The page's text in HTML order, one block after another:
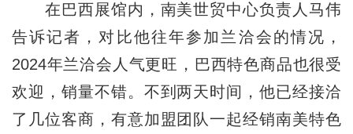
在巴西展馆内，南美世贸中心负责人马伟
告诉记者，对比他往年参加兰洽会的情况，
2024年兰洽会人气更旺，巴西特色商品也很受
欢迎，销量不错。不到两天时间，他已经接洽
了几位客商，有意加盟团队一起经销南美特色